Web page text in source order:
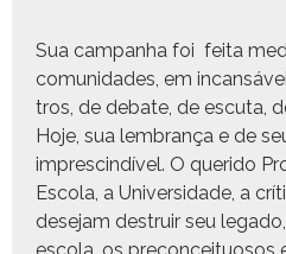
Sua cam­pan­ha foi fei­ta
comu­nidades, em
tros, de debate, de escu­ta,
Hoje, sua lem­brança e de
impre­scindív­el. O queri­do
Esco­la, a Uni­ver­si­dade, a
dese­jam destru­ir seu